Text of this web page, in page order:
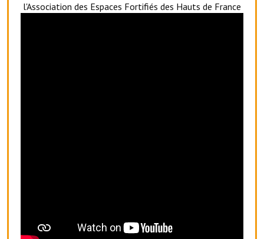
Bibliothèque
VILLE ACTIVE
l'Association des Espaces Fortifiés des Hauts de France